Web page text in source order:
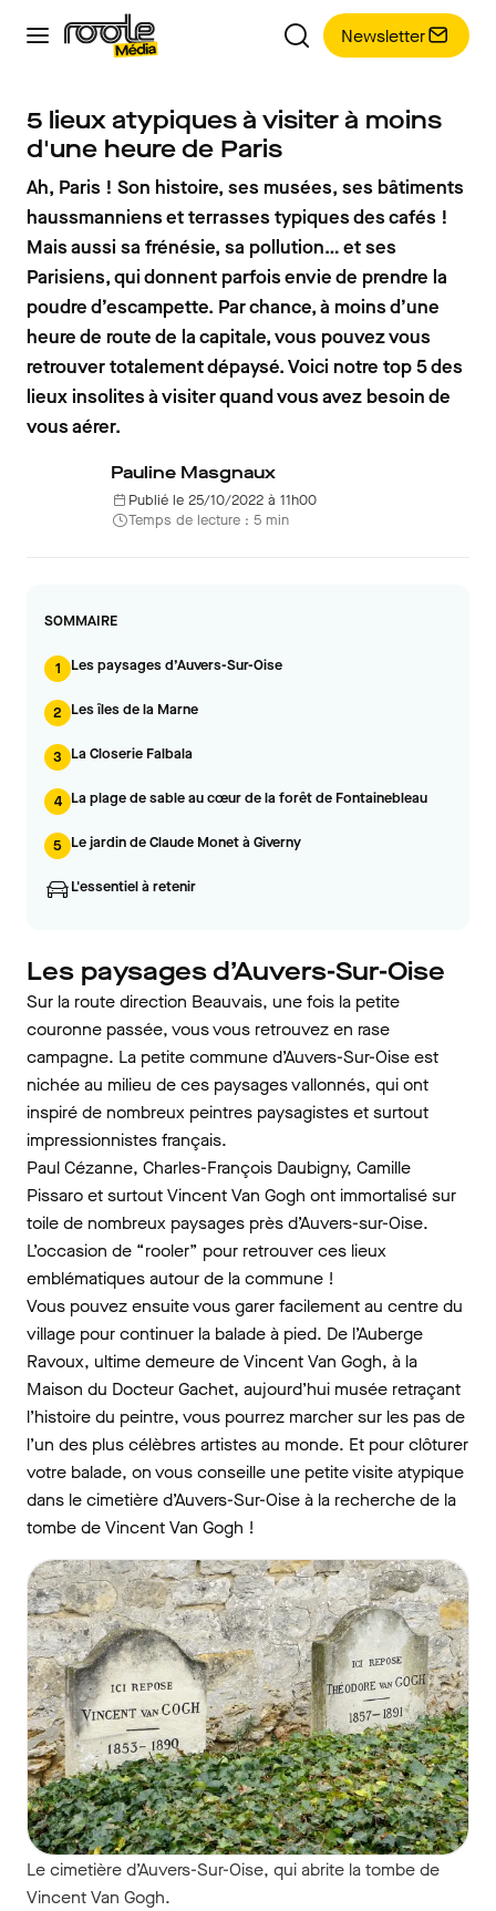
Newsletter
5 lieux atypiques à visiter à moins
d'une heure de Paris
Ah, Paris ! Son histoire, ses musées, ses bâtiments
haussmanniens et terrasses typiques des cafés !
Mais aussi sa frénésie, sa pollution… et ses
Parisiens, qui donnent parfois envie de prendre la
poudre d’escampette. Par chance, à moins d’une
heure de route de la capitale, vous pouvez vous
retrouver totalement dépaysé. Voici notre top 5 des
lieux insolites à visiter quand vous avez besoin de
vous aérer.
Pauline Masgnaux
Publié le 25/10/2022 à 11h00
Temps de lecture : 5 min
SOMMAIRE
1 Les paysages d’Auvers-Sur-Oise
2 Les îles de la Marne
3 La Closerie Falbala
4 La plage de sable au cœur de la forêt de Fontainebleau
5 Le jardin de Claude Monet à Giverny
L'essentiel à retenir
Les paysages d’Auvers-Sur-Oise
Sur la route direction Beauvais, une fois la petite
couronne passée, vous vous retrouvez en rase
campagne. La petite commune d’Auvers-Sur-Oise est
nichée au milieu de ces paysages vallonnés, qui ont
inspiré de nombreux peintres paysagistes et surtout
impressionnistes français.
Paul Cézanne, Charles-François Daubigny, Camille
Pissaro et surtout Vincent Van Gogh ont immortalisé sur
toile de nombreux paysages près d’Auvers-sur-Oise.
L’occasion de “rooler” pour retrouver ces lieux
emblématiques autour de la commune !
Vous pouvez ensuite vous garer facilement au centre du
village pour continuer la balade à pied. De l’Auberge
Ravoux, ultime demeure de Vincent Van Gogh, à la
Maison du Docteur Gachet, aujourd’hui musée retraçant
l’histoire du peintre, vous pourrez marcher sur les pas de
l’un des plus célèbres artistes au monde. Et pour clôturer
votre balade, on vous conseille une petite visite atypique
dans le cimetière d’Auvers-Sur-Oise à la recherche de la
tombe de Vincent Van Gogh !
Le cimetière d’Auvers-Sur-Oise, qui abrite la tombe de
Vincent Van Gogh.